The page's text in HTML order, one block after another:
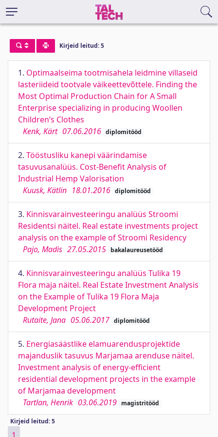
Kirjeid leitud: 5
1. Optimaalseima tootmisahela leidmine villaseid
lasteriideid tootvale väikeettevõttele. Finding the
Most Optimal Production Chain for A Small
Enterprise specializing in producing Woollen
Children’s Clothes
Kenk, Kärt 07.06.2016 diplomitööd
2. Tööstusliku kanepi väärindamise
tasuvusanalüüs. Cost-Benefit Analysis of
Industrial Hemp Valorisation
Kuusk, Kätlin 18.01.2016 diplomitööd
3. Kinnisvarainvesteeringu analüüs Stroomi
Residentsi näitel. Real estate investments project
analysis on the example of Stroomi Residency
Pajo, Madis 27.05.2015 bakalaureusetööd
4. Kinnisvarainvesteeringu analüüs Tulika 19
Flora maja näitel. Real Estate Investment Analysis
on the Example of Tulika 19 Flora Maja
Development Project
Rutaite, Jana 05.06.2017 diplomitööd
5. Energiasäästlike elamuarendusprojektide
majanduslik tasuvus Marjamaa arenduse näitel.
Investment analysis of energy-efficient
residential development projects in the example
of Marjamaa development
Tartlan, Henrik 03.06.2019 magistritööd
Kirjeid leitud: 5